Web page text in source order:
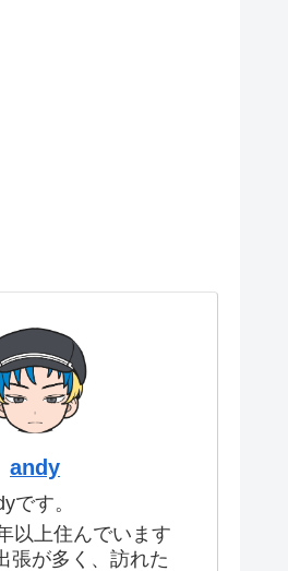
andy
です。
以上住んでいます
張が多く、訪れた